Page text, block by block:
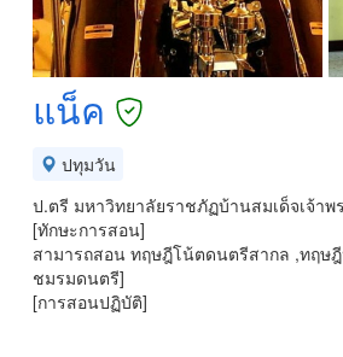
แน็ค
ปทุมวัน
ป.ตรี มหาวิทยาลัยราชภัฏบ้านสมเด็จเจ้า
[ทักษะการสอน]
สามารถสอน ทฤษฎีโน้ตดนตรีสากล ,ทฤษ
ชมรมดนตรี]
[การสอนปฏิบัติ]